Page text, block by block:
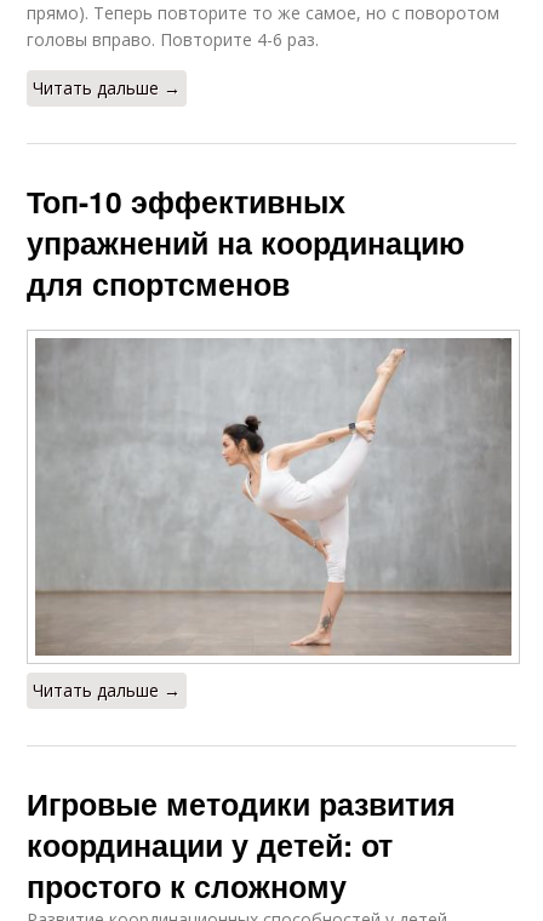
прямо). Теперь повторите то же самое, но с поворотом
головы вправо. Повторите 4-6 раз.
Читать дальше →
Топ-10 эффективных
упражнений на координацию
для спортсменов
Читать дальше →
Игровые методики развития
координации у детей: от
простого к сложному